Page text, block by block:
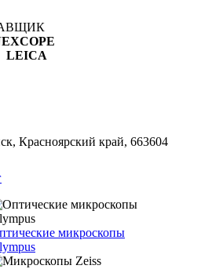
LEICA
Красноярский край, 663604
микроскопы